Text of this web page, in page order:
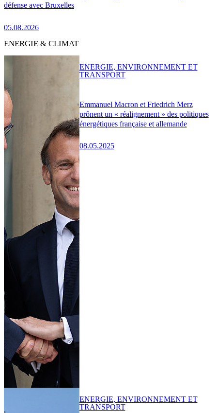
défense avec Bruxelles
05.08.2026
ENERGIE & CLIMAT
Emmanuel Macron et Friedrich Merz
prônent un « réalignement » des politiques
énergétiques française et allemande
08.05.2025
ENERGIE, ENVIRONNEMENT ET
TRANSPORT
ENERGIE, ENVIRONNEMENT ET
TRANSPORT